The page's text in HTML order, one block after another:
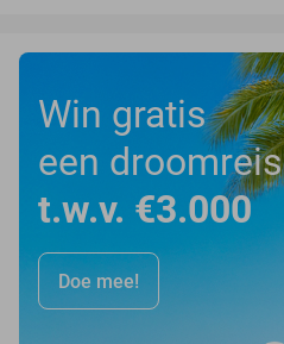
Win gratis
een droomreis
t.w.v. €3.000
Doe mee!